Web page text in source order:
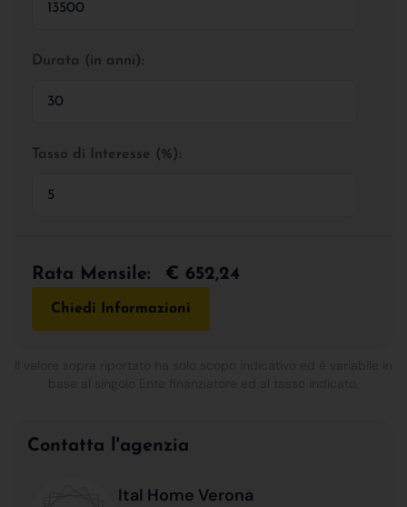
Durata (in anni):
Tasso di Interesse (%):
Rata Mensile: € 652,24
Chiedi Informazioni
Contatta l'agenzia
Ital Home Verona